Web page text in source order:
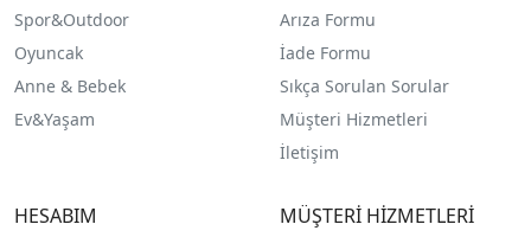
Spor&Outdoor
Oyuncak
Anne & Bebek
Ev&Yaşam
Arıza Formu
İade Formu
Sıkça Sorulan Sorular
Müşteri Hizmetleri
İletişim
HESABIM MÜŞTERİ HİZMETLERİ